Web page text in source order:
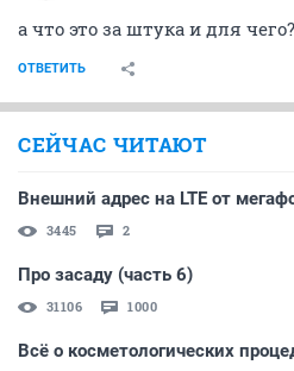
а что это за штука и для чего?
ОТВЕТИТЬ
СЕЙЧАС ЧИТАЮТ
Внешний адрес на LTE от
3445 2
Про засаду (часть 6)
31106 1000
Всё о косметологических